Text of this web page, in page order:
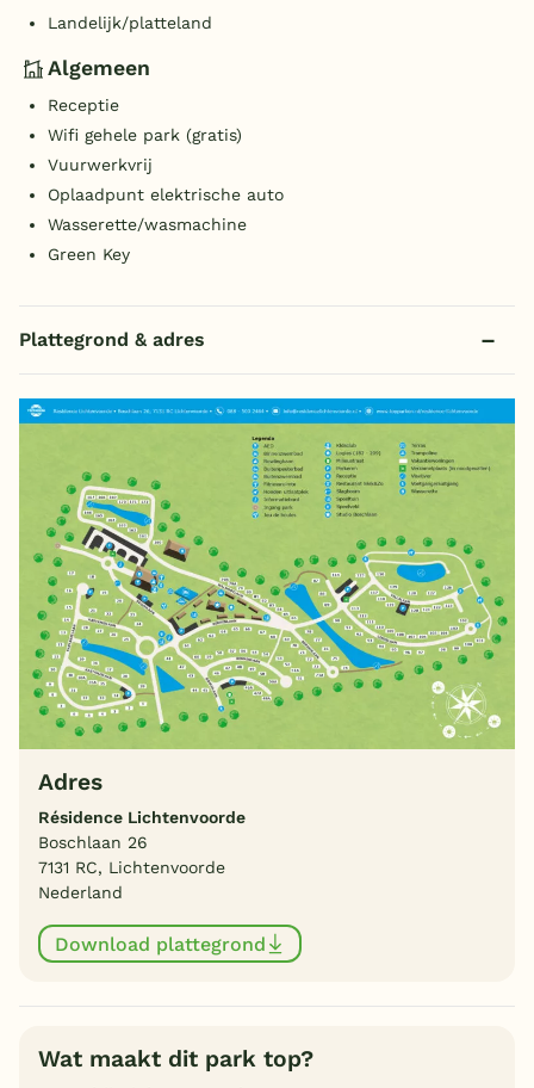
Landelijk/platteland
Algemeen
Receptie
Wifi gehele park (gratis)
Vuurwerkvrij
Oplaadpunt elektrische auto
Wasserette/wasmachine
Green Key
Plattegrond & adres
Adres
Résidence Lichtenvoorde
Boschlaan 26
7131 RC, Lichtenvoorde
Nederland
Download plattegrond
Wat maakt dit park top?